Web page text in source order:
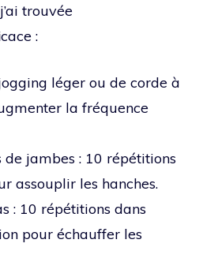
trouvée
:
léger ou de corde à
la fréquence
de jambes : 10 répétitions
assouplir les hanches.
: 10 répétitions dans
pour échauffer les